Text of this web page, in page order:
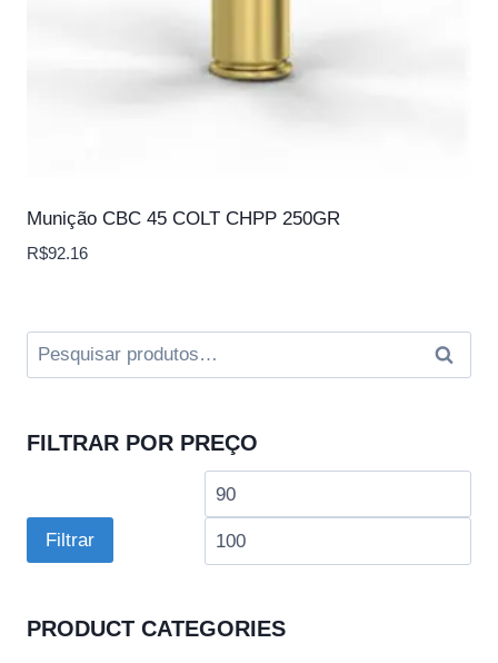
Munição CBC 45 COLT CHPP 250GR
R$92.16
Pesquisar
por:
FILTRAR POR PREÇO
Preço
Filtrar
PRODUCT CATEGORIES